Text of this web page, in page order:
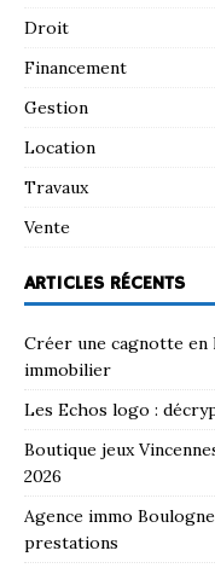
Droit
Financement
Gestion
Location
Travaux
Vente
ARTICLES RÉCENTS
Créer une cagnotte
immobilier
Les Echos logo :
Boutique jeux
2026
Agence immo
prestations